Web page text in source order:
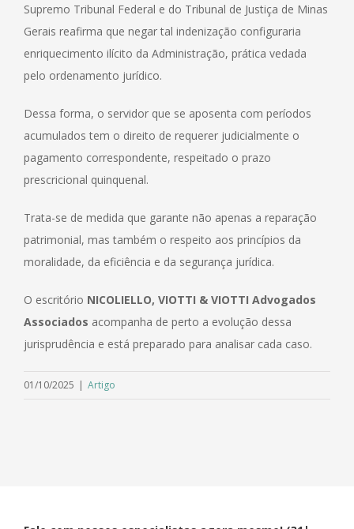
Supremo Tribunal Federal e do Tribunal de Justiça de Minas
Gerais reafirma que negar tal indenização configuraria
enriquecimento ilícito da Administração, prática vedada
pelo ordenamento jurídico.
Dessa forma, o servidor que se aposenta com períodos
acumulados tem o direito de requerer judicialmente o
pagamento correspondente, respeitado o prazo
prescricional quinquenal.
Trata-se de medida que garante não apenas a reparação
patrimonial, mas também o respeito aos princípios da
moralidade, da eficiência e da segurança jurídica.
O escritório NICOLIELLO, VIOTTI & VIOTTI Advogados
Associados acompanha de perto a evolução dessa
jurisprudência e está preparado para analisar cada caso.
01/10/2025 | Artigo